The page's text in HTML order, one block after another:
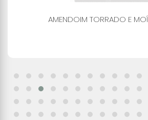
AMENDOIM TORRADO E